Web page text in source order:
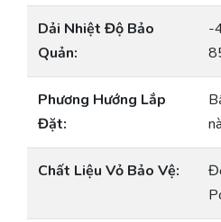
Dải Nhiệt Độ Bảo
Quản:
-
Phương Hướng Lắp
Đặt:
Chất Liệu Vỏ Bảo Vệ: